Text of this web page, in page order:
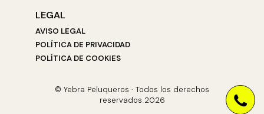
LEGAL
AVISO LEGAL
POLÍTICA DE PRIVACIDAD
POLÍTICA DE COOKIES
© Yebra Peluqueros · Todos los derechos
reservados 2026